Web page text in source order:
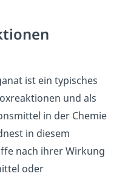
ist ein typisches
und als
in der Chemie
in diesem
nach ihrer Wirkung
oder